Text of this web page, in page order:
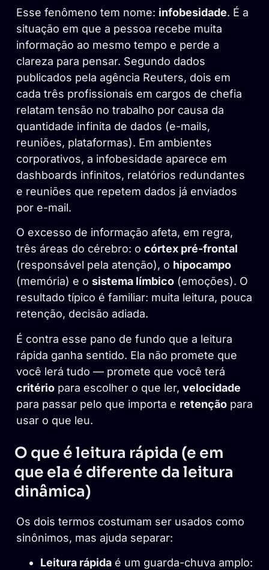
Esse fenômeno tem nome: infobesidade. É a
situação em que a pessoa recebe muita
informação ao mesmo tempo e perde a
clareza para pensar. Segundo dados
publicados pela agência Reuters, dois em
cada três profissionais em cargos de chefia
relatam tensão no trabalho por causa da
quantidade infinita de dados (e-mails,
reuniões, plataformas). Em ambientes
corporativos, a infobesidade aparece em
dashboards infinitos, relatórios redundantes
e reuniões que repetem dados já enviados
por e-mail.
O excesso de informação afeta, em regra,
três áreas do cérebro: o córtex pré-frontal
(responsável pela atenção), o hipocampo
(memória) e o sistema límbico (emoções). O
resultado típico é familiar: muita leitura, pouca
retenção, decisão adiada.
É contra esse pano de fundo que a leitura
rápida ganha sentido. Ela não promete que
você lerá tudo — promete que você terá
critério para escolher o que ler, velocidade
para passar pelo que importa e retenção para
usar o que leu.
O que é leitura rápida (e em
que ela é diferente da leitura
dinâmica)
Os dois termos costumam ser usados como
sinônimos, mas ajuda separar:
Leitura rápida é um guarda-chuva amplo: